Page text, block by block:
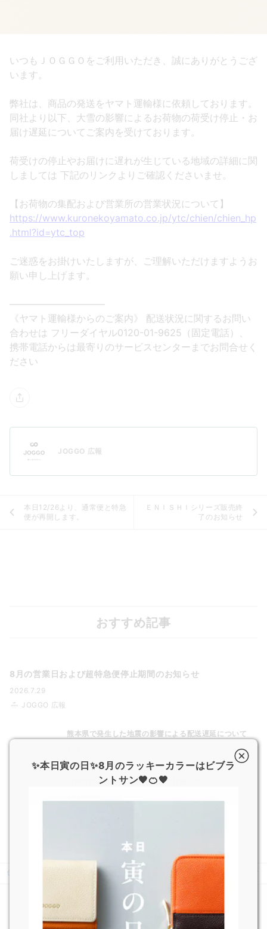
いつもＪＯＧＧＯをご利用いただき、誠にありがとうござ
います。
弊社は、商品の発送をヤマト運輸様に依頼しております。
同社より以下、大雪の影響によるお荷物の荷受け停止・お
届け遅延についてご案内を受けております。
荷受けの停止やお届けに遅れが生じている地域の詳細に関
しましては 下記のリンクよりご確認くださいませ。
【お荷物の集配および営業所の営業状況について】
https://www.kuronekoyamato.co.jp/ytc/chien/chien_hp
.html?id=ytc_top
ご迷惑をお掛けいたしますが、ご理解いただけますようお
願い申し上げます。
――――――――――
《ヤマト運輸様からのご案内》 配送状況に関するお問い
合わせは フリーダイヤル0120-01-9625（固定電話）、
携帯電話からは最寄りのサービスセンターまでお問合せく
ださい
JOGGO 広報
本日12/26より、通常便と特急
便が再開します。
ＥＮＩＳＨＩシリーズ販売終
了のお知らせ
おすすめ記事
8月の営業日および超特急便停止期間のお知らせ
2026.7.29
JOGGO 広報
熊本県で発生した地震の影響による配送遅延について
JOGGO 広報
一部オプション商品販売終了のお知らせ
大雪による荷物のお届け遅延・荷受け停止について
✨本日寅の日✨8月のラッキーカラーはビブラ
ントサン🧡🍊🧡